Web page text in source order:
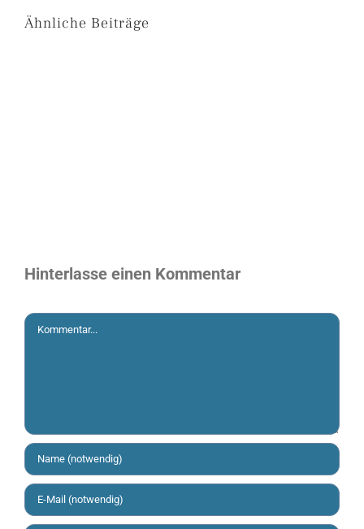
Ähnliche Beiträge
Hinterlasse einen Kommentar
Kommentar